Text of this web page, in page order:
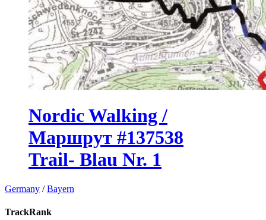
Nordic Walking /
Маршрут #137538
Trail- Blau Nr. 1
Germany /Bayern
TrackRank